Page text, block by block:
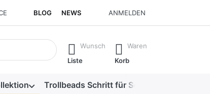
BLOG NEWS ANMELDEN
Ergebnisse. Drücken Sie die Eingabetaste, um alle
Wunsch
Liste
Waren
Korb
Trollbeads Schritt für Schritt